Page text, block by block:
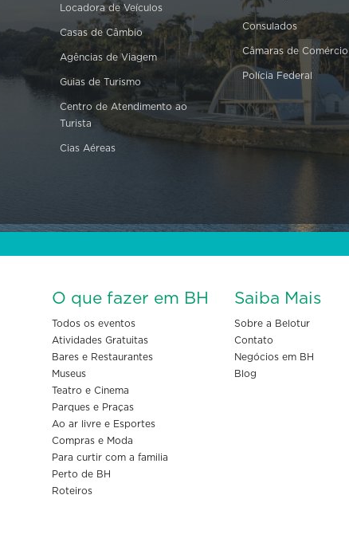
Locadora de Veículos
Casas de Câmbio
Agências de Viagem
Guias de Turismo
Centro de Atendimento ao
Turista
Cias Aéreas
Consulados
Câmaras de Comércio
Polícia Federal
O que fazer em BH
Todos os eventos
Atividades Gratuitas
Bares e Restaurantes
Museus
Teatro e Cinema
Parques e Praças
Ao ar livre e Esportes
Compras e Moda
Para curtir com a familia
Perto de BH
Roteiros
Saiba Mais
Sobre a Belotur
Contato
Negócios em BH
Blog